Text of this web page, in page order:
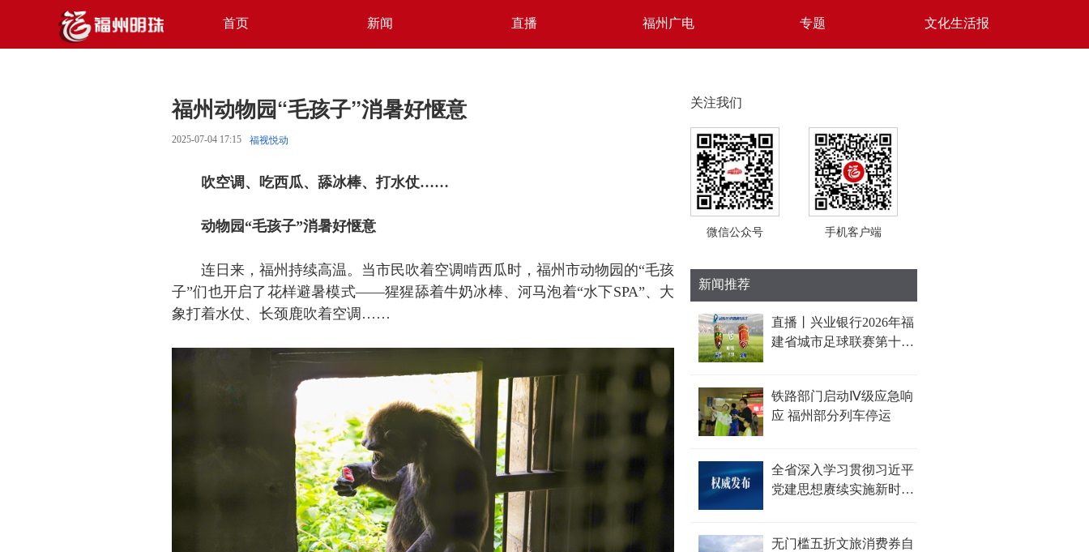
首页 新闻 直播 福州广电 专题 文化生活报
福州动物园“毛孩子”消暑好惬意
2025-07-04 17:15 福视悦动
吹空调、吃西瓜、舔冰棒、打水仗……
动物园“毛孩子”消暑好惬意
连日来，福州持续高温。当市民吹着空调啃西瓜时，福州市动物园的“毛孩
子”们也开启了花样避暑模式——猩猩舔着牛奶冰棒、河马泡着“水下SPA”、大
象打着水仗、长颈鹿吹着空调……
关注我们
微信公众号 手机客户端
新闻推荐
直播丨兴业银行2026年福
建省城市足球联赛第十轮
铁路部门启动Ⅳ级应急响
应 福州部分列车停运
全省深入学习贯彻习近平
党建思想赓续实施新时
无门槛五折文旅消费券自